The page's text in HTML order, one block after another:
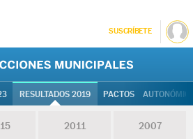
SUSCRÍBETE
RESULTADOS 2019 PACTOS
2011 2007